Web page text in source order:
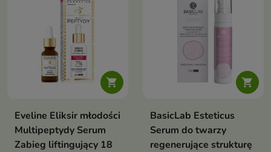

Eveline Eliksir młodości
Multipeptydy Serum
Zabieg liftingujący 18

BasicLab Esteticus
Serum do twarzy
regenerujące strukturę